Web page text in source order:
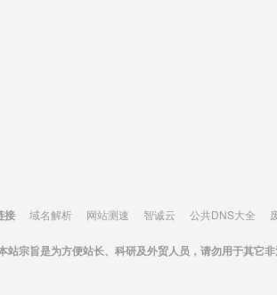
接 域名解析 网站测速 智诚云 公共DNS大全
站宗旨是为方便站长、科研及外贸人员，请勿用于其